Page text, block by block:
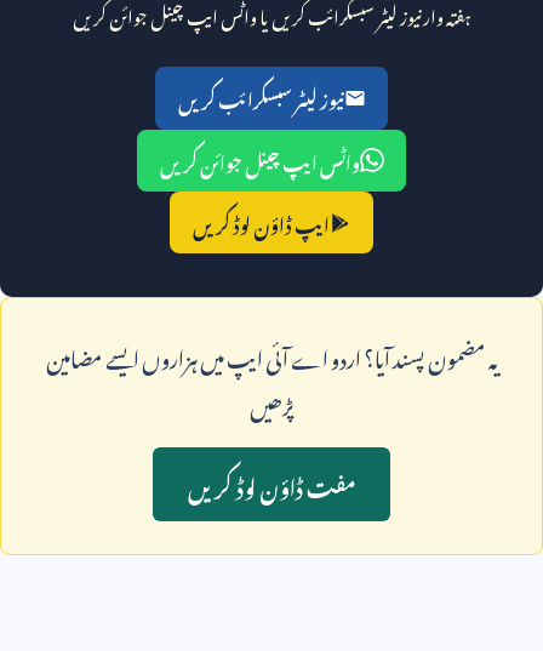
ہفتہ وار نیوز لیٹر سبسکرائب کریں یا واٹس ایپ چینل جوائن کریں
نیوز لیٹر سبسکرائب کریں
واٹس ایپ چینل جوائن کریں
ایپ ڈاؤن لوڈ کریں
يہ مضمون پسند آيا؟ اردو اے آئی ايپ ميں ہزاروں ايسے مضامين
پڑھيں
مفت ڈاؤن لوڈ کريں